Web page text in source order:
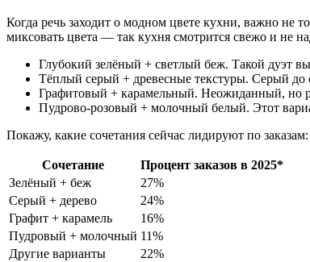
Когда речь заходит о модном цвете кухни, важно не
миксовать цвета — так кухня смотрится свежо и не
Глубокий зелёный + светлый беж. Такой дуэт
Тёплый серый + древесные текстуры. Серый до
Графитовый + карамельный. Неожиданный, но
Пудрово-розовый + молочный белый. Этот
Покажу, какие сочетания сейчас лидируют по заказам:
Сочетание
Процент заказов в 2025*
Зелёный + беж
27%
Серый + дерево
24%
Графит + карамель
16%
Пудровый + молочный 11%
Другие варианты
22%